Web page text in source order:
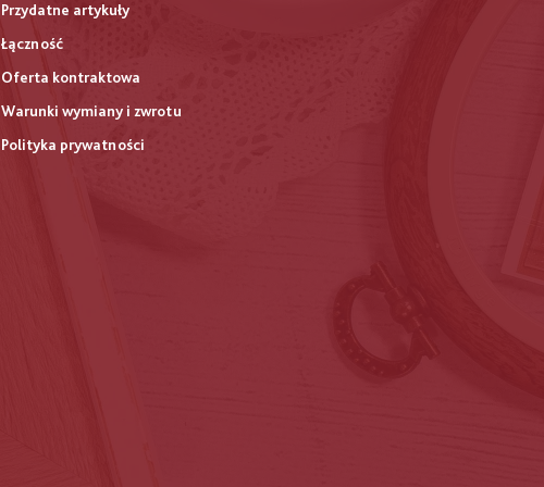
Przydatne artykuły
Łączność
Oferta kontraktowa
Warunki wymiany i zwrotu
Polityka prywatności